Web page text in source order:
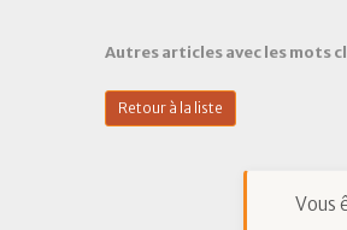
Autres articles avec les mots
Retour à la liste
Vous